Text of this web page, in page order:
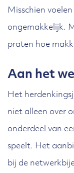
Misschien
ongemakkelijk.
praten hoe
Aan het
Het
niet alleen over
onderdeel van
speelt. Het
bij de